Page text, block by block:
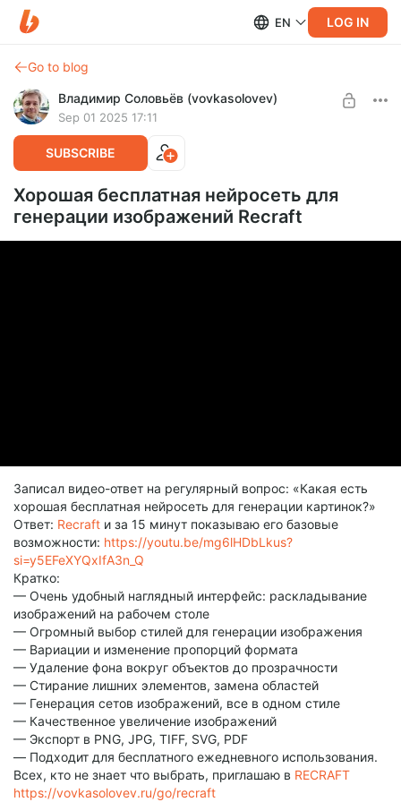
EN LOG IN
Go to blog
Владимир Соловьёв (vovkasolovev)
Sep 01 2025 17:11
SUBSCRIBE
Хорошая бесплатная нейросеть для
генерации изображений Recraft
Записал видео-ответ на регулярный вопрос: «Какая есть
хорошая бесплатная нейросеть для генерации картинок?»
Ответ: Recraft и за 15 минут показываю его базовые
возможности: https://youtu.be/mg6lHDbLkus?
si=y5EFeXYQxIfA3n_Q
Кратко:
— Очень удобный наглядный интерфейс: раскладывание
изображений на рабочем столе
— Огромный выбор стилей для генерации изображения
— Вариации и изменение пропорций формата
— Удаление фона вокруг объектов до прозрачности
— Стирание лишних элементов, замена областей
— Генерация сетов изображений, все в одном стиле
— Качественное увеличение изображений
— Экспорт в PNG, JPG, TIFF, SVG, PDF
— Подходит для бесплатного ежедневного использования.
Всех, кто не знает что выбрать, приглашаю в RECRAFT
https://vovkasolovev.ru/go/recraft